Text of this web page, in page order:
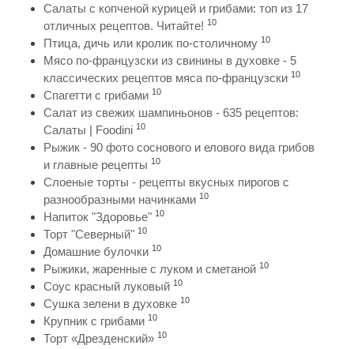
Салаты с копченой курицей и грибами: топ из 17
отличных рецептов. Читайте! 10
Птица, дичь или кролик по-столичному 10
Мясо по-французски из свинины в духовке - 5
классических рецептов мяса по-французски 10
Спагетти с грибами 10
Салат из свежих шампиньонов - 635 рецептов:
Салаты | Foodini 10
Рыжик - 90 фото соснового и елового вида грибов
и главные рецепты 10
Слоеные торты - рецепты вкусных пирогов с
разнообразными начинками 10
Напиток "Здоровье" 10
Торт "Северный" 10
Домашние булочки 10
Рыжики, жаренные с луком и сметаной 10
Соус красный луковый 10
Сушка зелени в духовке 10
Крупник с грибами 10
Торт «Дрезденский» 10